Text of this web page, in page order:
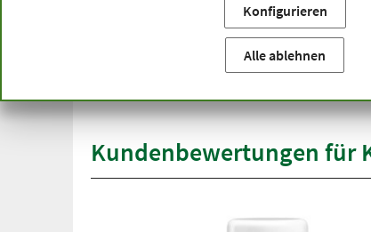
Startseite Produktkategorien
versandkostenfrei
Kundenbewertungen für
Konfigurieren
Alle ablehnen